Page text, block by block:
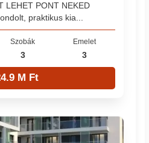
LEHET PONT NEKED
praktikus kia...
Szobák
3
Emelet
3
M Ft